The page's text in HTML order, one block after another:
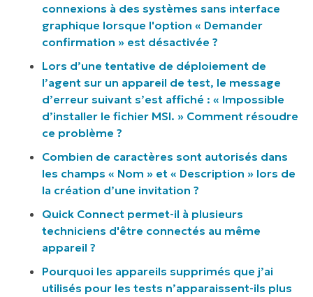
connexions à des systèmes sans interface
graphique lorsque l'option « Demander
confirmation » est désactivée ?
Lors d’une tentative de déploiement de
l’agent sur un appareil de test, le message
d’erreur suivant s’est affiché : « Impossible
d’installer le fichier MSI. » Comment résoudre
ce problème ?
Combien de caractères sont autorisés dans
les champs « Nom » et « Description » lors de
la création d’une invitation ?
Quick Connect permet-il à plusieurs
techniciens d'être connectés au même
appareil ?
Pourquoi les appareils supprimés que j’ai
utilisés pour les tests n’apparaissent-ils plus